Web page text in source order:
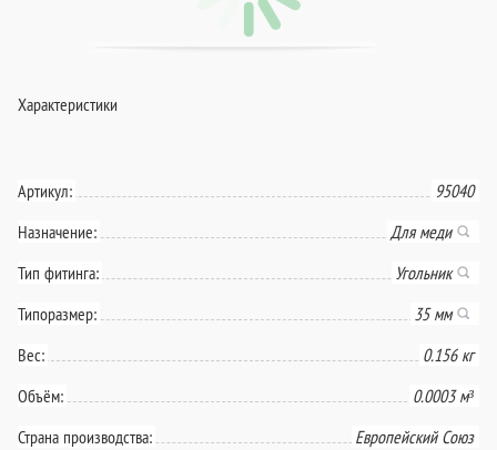
Характеристики
Артикул:
95040
Назначение:
Для меди
Тип фитинга:
Угольник
Типоразмер:
35 мм
Вес:
0.156 кг
Объём:
0.0003 м³
Страна производства:
Европейский Союз